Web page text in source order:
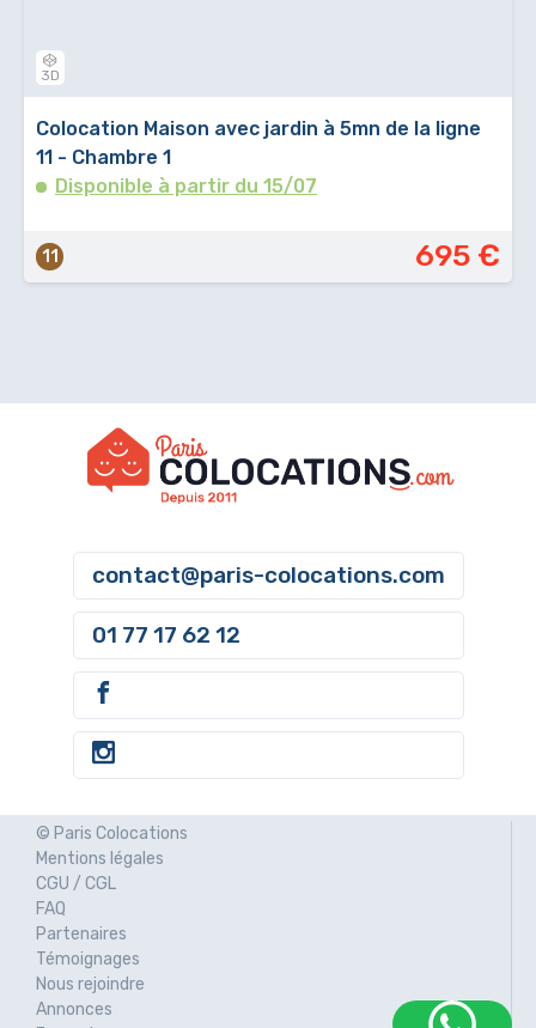
3D
Colocation Maison avec jardin à 5mn de la ligne
11 - Chambre 1
Disponible à partir du 15/07
11 695 €
contact@paris-colocations.com
01 77 17 62 12
© Paris Colocations
Mentions légales
CGU / CGL
FAQ
Partenaires
Témoignages
Nous rejoindre
Annonces